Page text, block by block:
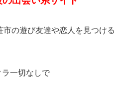
の遊び友達や恋人を見つける
一切なしで